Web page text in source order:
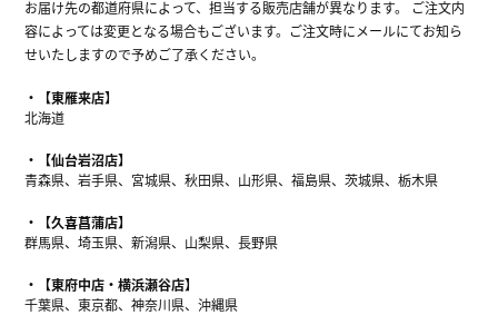
お届け先の都道府県によって、担当する販売店舗が異なります。 ご注文内
容によっては変更となる場合もございます。ご注文時にメールにてお知ら
せいたしますので予めご了承ください。
【東雁来店】
北海道
【仙台岩沼店】
青森県、岩手県、宮城県、秋田県、山形県、福島県、茨城県、栃木県
【久喜菖蒲店】
群馬県、埼玉県、新潟県、山梨県、長野県
【東府中店・横浜瀬谷店】
千葉県、東京都、神奈川県、沖縄県